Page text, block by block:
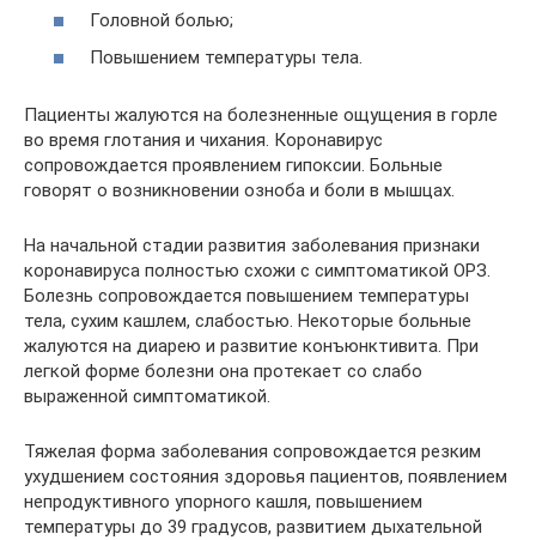
Головной болью;
Повышением температуры тела.
Пациенты жалуются на болезненные ощущения в горле
во время глотания и чихания. Коронавирус
сопровождается проявлением гипоксии. Больные
говорят о возникновении озноба и боли в мышцах.
На начальной стадии развития заболевания признаки
коронавируса полностью схожи с симптоматикой ОРЗ.
Болезнь сопровождается повышением температуры
тела, сухим кашлем, слабостью. Некоторые больные
жалуются на диарею и развитие конъюнктивита. При
легкой форме болезни она протекает со слабо
выраженной симптоматикой.
Тяжелая форма заболевания сопровождается резким
ухудшением состояния здоровья пациентов, появлением
непродуктивного упорного кашля, повышением
температуры до 39 градусов, развитием дыхательной